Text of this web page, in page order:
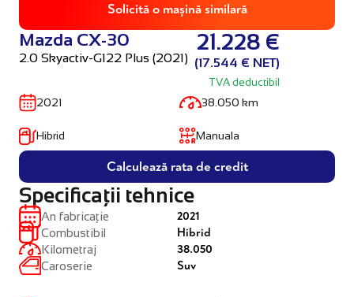
Solicită o mașină similară
Mazda CX-30
2.0 Skyactiv-G122 Plus (2021)
21.228 €
(17.544 € NET)
TVA deductibil
2021 38.050 km
Hibrid Manuala
Calculează rata de credit
Specificații tehnice
An fabricație
Combustibil
Kilometraj
Caroserie
2021
Hibrid
38.050
Suv